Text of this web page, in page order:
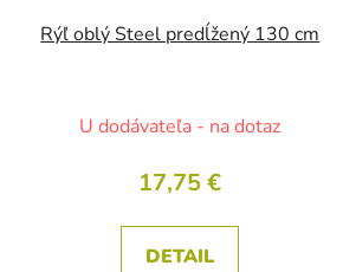
Rýľ oblý Steel predĺžený 130 cm
U dodávateľa - na dotaz
17,75 €
DETAIL